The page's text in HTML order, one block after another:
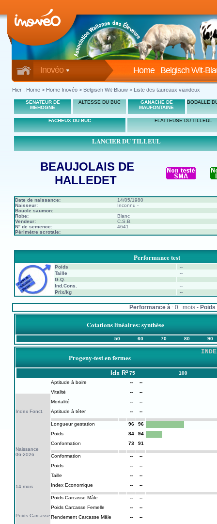
Inovéo Belgisch Wit-
Home
Hier : Home > Home Inovéo > Belgisch Wit-Blauw > Liste des taureaux viandeux
SENATEUR DE
MEHOGNE
ALTESSE DU BUC
GANACHE DE
MAUFONTAINE
BODALLE
FACHEUX DU BUC FLATTEUSE DU TILLEUL
LANCIER DU TILLEUL
BEAUJOLAIS DE
HALLEDET
Date de naissance:
14/05/1980
Naisseur:
Inconnu -
Boucle saumon:
Robe:
Blanc
Vendeur:
C.S.B.
N° de semence:
4641
Périmètre scrotale:
Performance test
Poids
--
Taille
--
G.Q.
--
Ind.Cons.
--
Prix/kg
--
Performance à : 0 mois - Poids
Cotations linéaires: synthèse
50 60 70 80 90
Progeny-test en fermes
Idx R² 75 100
Index Fonct.
Naissance
06-2026
14 mois
Poids Carcasse
Aptitude à boire --
--
Vitalité
--
--
Mortalité
--
--
Aptitude à téter
-- --
Longueur gestation 96
96
Poids
84
94
Conformation
73 91
Conformation --
--
Poids
--
--
Taille
--
--
Index Economique
-- --
Poids Carcasse Mâle --
--
Poids Carcasse Femelle
--
--
Rendement Carcasse Mâle
--
--